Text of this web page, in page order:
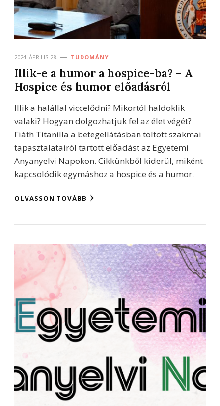
2024. ÁPRILIS 28. TUDOMÁNY
Illik-e a humor a hospice-ba? – A
Hospice és humor előadásról
Illik a halállal viccelődni? Mikortól haldoklik
valaki? Hogyan dolgozhatjuk fel az élet végét?
Fiáth Titanilla a betegellátásban töltött szakmai
tapasztalatairól tartott előadást az Egyetemi
Anyanyelvi Napokon. Cikkünkből kiderül, miként
kapcsolódik egymáshoz a hospice és a humor.
OLVASSON TOVÁBB